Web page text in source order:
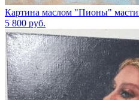
Картина маслом "Пионы"
5 800 руб.